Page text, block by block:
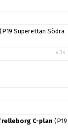
(P19 Superettan Södra
v.34
C-plan (P19